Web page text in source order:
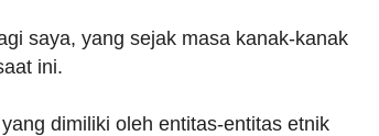
saya, yang sejak masa kanak-kanak
ini.
dimiliki oleh entitas-entitas etnik